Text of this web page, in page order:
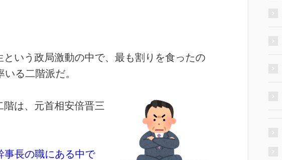
いう政局激動の中で、最も割りを食ったの
る二階派だ。
は、元首相安倍晋三
事長の職にある中で